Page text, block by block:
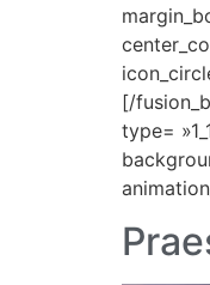
[/
type=